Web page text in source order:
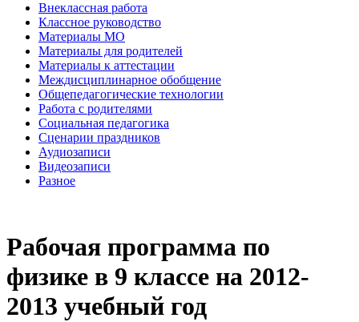
Внеклассная работа
Классное руководство
Материалы МО
Материалы для родителей
Материалы к аттестации
Междисциплинарное обобщение
Общепедагогические технологии
Работа с родителями
Социальная педагогика
Сценарии праздников
Аудиозаписи
Видеозаписи
Разное
Рабочая программа по
физике в 9 классе на 2012-
2013 учебный год